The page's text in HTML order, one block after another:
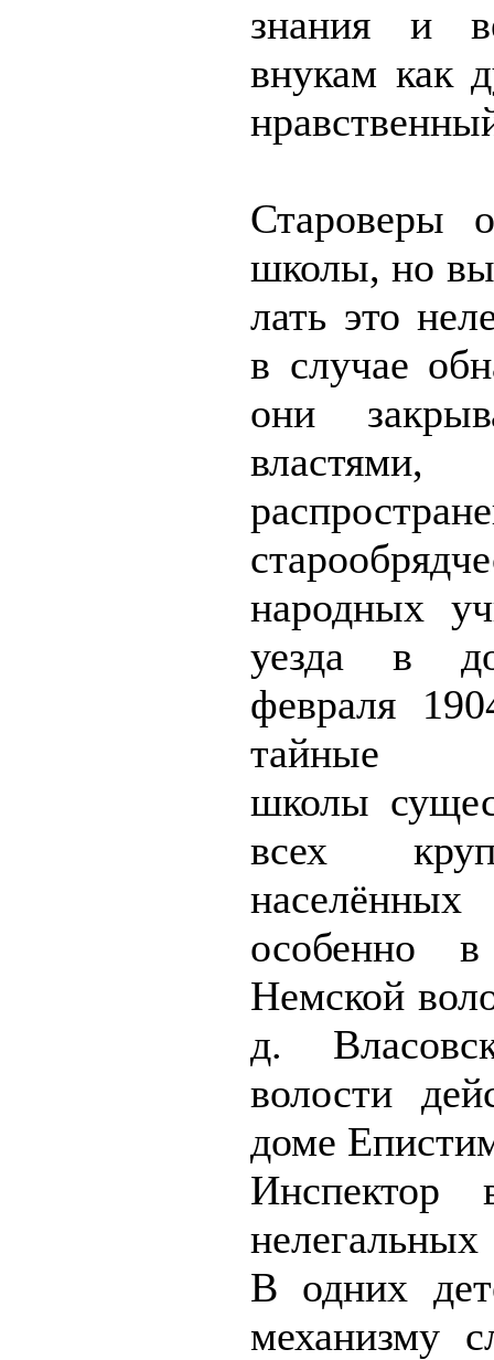
знания и
внукам как
Староверы
школы, но
лать это
в случае
они
народных
уез­да в
февраля
тайные
школы
всех
особенно
Немской
д.
волос­ти
доме
В одних
механизму